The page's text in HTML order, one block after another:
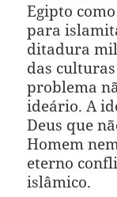
Egipto
para
ditadura
das
problema
ideário. A
Deus que
Homem
eterno
islâmico.